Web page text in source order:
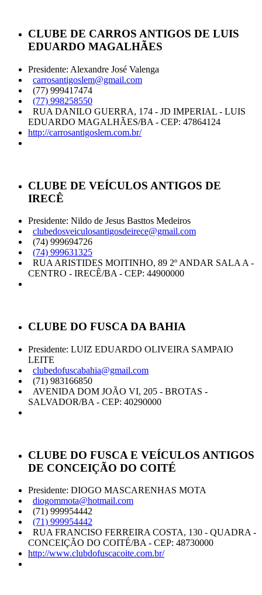
CLUBE DE CARROS ANTIGOS DE LUIS
EDUARDO MAGALHÃES
Presidente: Alexandre José Valenga
carrosantigoslem@gmail.com
(77) 999417474
(77) 998258550
RUA DANILO GUERRA, 174 - JD IMPERIAL - LUIS
EDUARDO MAGALHÃES/BA - CEP: 47864124
http://carrosantigoslem.com.br/
CLUBE DE VEÍCULOS ANTIGOS DE
IRECÊ
Presidente: Nildo de Jesus Basttos Medeiros
clubedosveiculosantigosdeirece@gmail.com
(74) 999694726
(74) 999631325
RUA ARISTIDES MOITINHO, 89 2º ANDAR SALA A -
CENTRO - IRECÊ/BA - CEP: 44900000
CLUBE DO FUSCA DA BAHIA
Presidente: LUIZ EDUARDO OLIVEIRA SAMPAIO
LEITE
clubedofuscabahia@gmail.com
(71) 983166850
AVENIDA DOM JOÃO VI, 205 - BROTAS -
SALVADOR/BA - CEP: 40290000
CLUBE DO FUSCA E VEÍCULOS ANTIGOS
DE CONCEIÇÃO DO COITÉ
Presidente: DIOGO MASCARENHAS MOTA
diogommota@hotmail.com
(71) 999954442
(71) 999954442
RUA FRANCISO FERREIRA COSTA, 130 - QUADRA -
CONCEIÇÃO DO COITÉ/BA - CEP: 48730000
http://www.clubdofuscacoite.com.br/